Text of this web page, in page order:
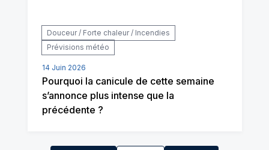
Douceur / Forte chaleur / Incendies
Prévisions météo
14 Juin 2026
Pourquoi la canicule de cette semaine
s’annonce plus intense que la
précédente ?